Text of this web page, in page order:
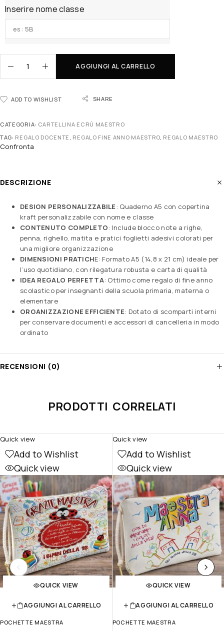
Inserire nome classe
AGGIUNGI AL CARRELLO
ADD TO WISHLIST SHARE
CATEGORIA: CARTELLINA ECRÙ MAESTRO
TAG: REGALO DOCENTE REGALO FINE ANNO MAESTRO, REGALO MAESTRO
Confronta
DESCRIZIONE
DESIGN PERSONALIZZABILE: Quaderno A5 con copertina
kraft personalizzabile con nome e classe
CONTENUTO COMPLETO: Include blocco note a righe,
penna, righello, matita e pratici foglietti adesivi colorati per
una migliore organizzazione
DIMENSIONI PRATICHE: Formato A5 (14,8 x 21 cm) ideale per
l’uso quotidiano, con rilegatura robusta e carta di qualità
IDEA REGALO PERFETTA: Ottimo come regalo di fine anno
scolastico per insegnanti della scuola primaria, materna o
elementare
ORGANIZZAZIONE EFFICIENTE: Dotato di scomparti interni
per conservare documenti e accessori di cancelleria in modo
ordinato
RECENSIONI (0)
PRODOTTI CORRELATI
Add to Wishlist
Quick view
QUICK VIEW
AGGIUNGI AL CARRELLO
POCHETTE MAESTRA
Quick view
Add to Wishlist
Quick view
QUICK VIEW
AGGIUNGI AL CARRELLO
POCHETTE MAESTRA
Quick view